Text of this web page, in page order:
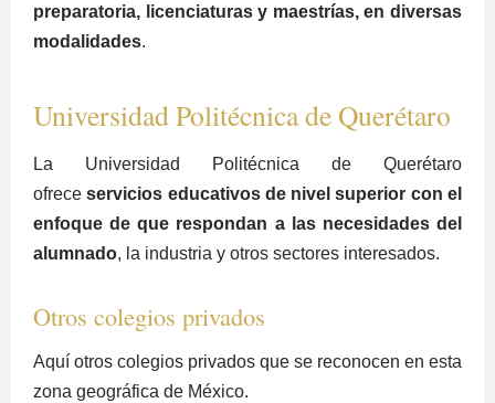
preparatoria, licenciaturas y maestrías, en diversas
modalidades.
Universidad Politécnica de Querétaro
La Universidad Politécnica de Querétaro
ofreceservicios educativos de nivel superior con el
enfoque de que respondan a las necesidades del
alumnado, la industria y otros sectores interesados.
Otros colegios privados
Aquí otros colegios privados que se reconocen en esta
zona geográfica de México.